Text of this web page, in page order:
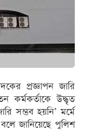
প্রজ্ঞাপন জারি
কর্মকর্তাকে উদ্ধৃত
সম্ভব হয়নি’ মর্মে
জানিয়েছে পুলিশ